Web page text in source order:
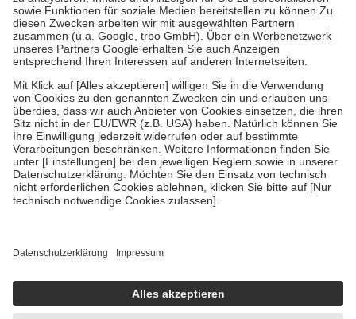
Bei Heilmitteln und häuslicher Krankenpflege beträgt die
Zuzahlung zehn Prozent der Kosten sowie zehn Euro je
Verordnung.
Um das Engagement der Versicherten für ihre eigene Gesundheit zu
stärken und die besondere Stellung der Familie zu unterstützen,
fallenkeine Zuzahlungenan bei:
• Kindern und Jugendlichen bis zum vollendeten 18. Lebensjahr
mit Ausnahme der Fahrkosten
• Untersuchungen zur Vorsorge und Früherkennung, die von der
GKV getragen werden
• empfohlenen Schutzimpfungen
• Harn- und Blutteststreifen
getroffen, um sicherzustellen, dass es sich um echte Bewertungen
https://help.etrusted.com/hc/de/articles/4419944605341
Einige Bilder und Inhalte wurden unter Zuhilfenahme künstlicher